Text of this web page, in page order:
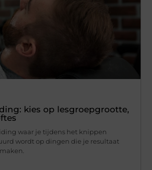
kies op lesgroepgrootte,
waar je tijdens het knippen
wordt op dingen die je resultaat